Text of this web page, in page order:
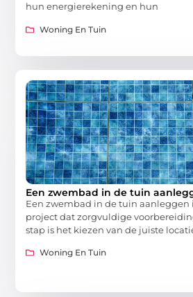
hun energierekening en hun
Woning En Tuin
Een zwembad in de tuin
Een zwembad in de tuin aanleggen
project dat zorgvuldige
stap is het kiezen van de juiste
Woning En Tuin